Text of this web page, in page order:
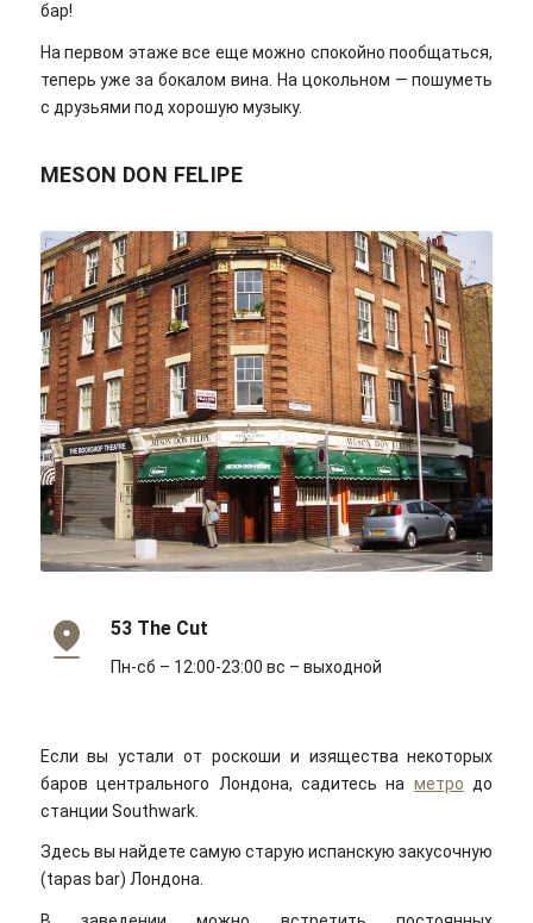
бар!
На первом этаже все еще можно спокойно пообщаться,
теперь уже за бокалом вина. На цокольном — пошуметь
с друзьями под хорошую музыку.
MESON DON FELIPE
Ewan Munro/flickr/Cc-by-sa 2.0
53 The Cut
Пн-сб – 12:00-23:00 вс – выходной
Если вы устали от роскоши и изящества некоторых
баров центрального Лондона, садитесь на метро до
станции Southwark.
Здесь вы найдете самую старую испанскую закусочную
(tapas bar) Лондона.